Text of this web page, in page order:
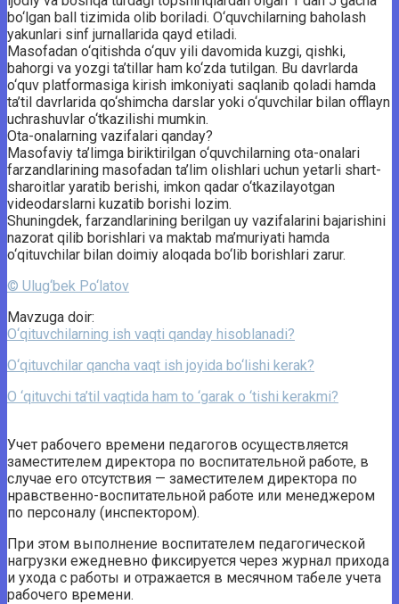
bo‘lgan ball tizimida olib boriladi. O‘quvchilarning baholash
yakunlari sinf jurnallarida qayd etiladi.
Masofadan o‘qitishda o‘quv yili davomida kuzgi, qishki,
bahorgi va yozgi ta’tillar ham ko‘zda tutilgan. Bu davrlarda
o‘quv platformasiga kirish imkoniyati saqlanib qoladi hamda
ta’til davrlarida qo‘shimcha darslar yoki o‘quvchilar bilan offlayn
uchrashuvlar o‘tkazilishi mumkin.
Ota-onalarning vazifalari qanday?
Masofaviy ta’limga biriktirilgan o‘quvchilarning ota-onalari
farzandlarining masofadan ta’lim olishlari uchun yetarli shart-
sharoitlar yaratib berishi, imkon qadar o‘tkazilayotgan
videodarslarni kuzatib borishi lozim.
Shuningdek, farzandlarining berilgan uy vazifalarini bajarishini
nazorat qilib borishlari va maktab ma’muriyati hamda
o‘qituvchilar bilan doimiy aloqada bo‘lib borishlari zarur.
© Ulug‘bek Po‘latov
Mavzuga doir:
O‘qituvchilarning ish vaqti qanday hisoblanadi?
O‘qituvchilar qancha vaqt ish joyida bo‘lishi kerak?
O ‘qituvchi ta’til vaqtida ham to ‘garak o ‘tishi kerakmi?
Учет рабочего времени педагогов осуществляется
заместителем директора по воспитательной работе, в
случае его отсутствия — заместителем директора по
нравственно-воспитательной работе или менеджером
по персоналу (инспектором).
При этом выполнение воспитателем педагогической
нагрузки ежедневно фиксируется через журнал прихода
и ухода с работы и отражается в месячном табеле учета
рабочего времени.